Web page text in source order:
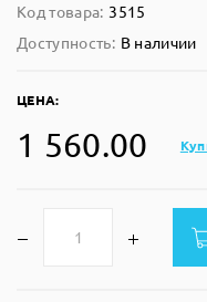
Код товара: 3515
Доступность: В наличии
ЦЕНА:
1 560.00